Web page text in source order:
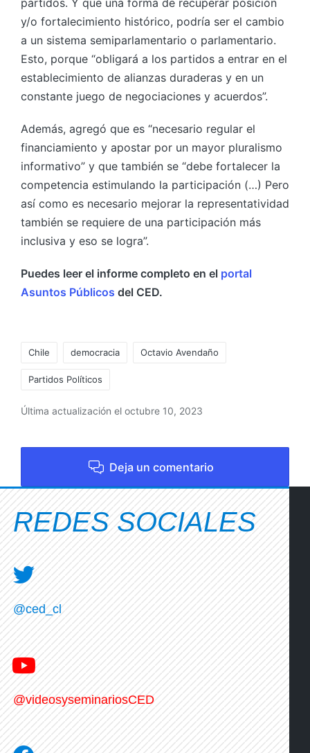
partidos. Y que una forma de recuperar posición
y/o fortalecimiento histórico, podría ser el cambio
a un sistema semiparlamentario o parlamentario.
Esto, porque “obligará a los partidos a entrar en el
establecimiento de alianzas duraderas y en un
constante juego de negociaciones y acuerdos”.
Además, agregó que es “necesario regular el
financiamiento y apostar por un mayor pluralismo
informativo” y que también se “debe fortalecer la
competencia estimulando la participación (…) Pero
así como es necesario mejorar la representatividad
también se requiere de una participación más
inclusiva y eso se logra”.
Puedes leer el informe completo en el portal
Asuntos Públicos del CED.
Chile democracia Octavio Avendaño
Partidos Políticos
Última actualización el octubre 10, 2023
Deja un comentario
REDES SOCIALES
@ced_cl
@videosyseminariosCED